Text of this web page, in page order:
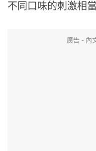
不同口味的刺激相
廣告 - 內